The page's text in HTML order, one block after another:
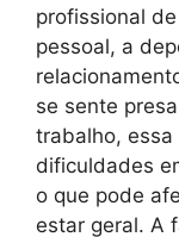
profissional
pessoal, a
se sente
trabalho,
dificuldades
o que pode
estar geral. A